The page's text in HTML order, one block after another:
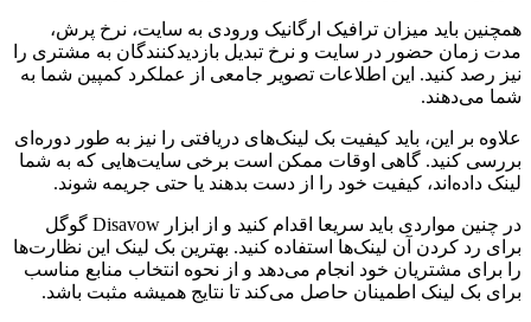
همچنین باید میزان ترافیک ارگانیک ورودی به سایت، نرخ پرش،
مدت زمان حضور در سایت و نرخ تبدیل بازدیدکنندگان به مشتری را
نیز رصد کنید. این اطلاعات تصویر جامعی از عملکرد کمپین شما به
شما می‌دهند.
علاوه بر این، باید کیفیت بک لینک‌های دریافتی را نیز به طور دوره‌ای
بررسی کنید. گاهی اوقات ممکن است برخی سایت‌هایی که به شما
لینک داده‌اند، کیفیت خود را از دست بدهند یا حتی جریمه شوند.
در چنین مواردی باید سریعا اقدام کنید و از ابزار Disavow گوگل
برای رد کردن آن لینک‌ها استفاده کنید. بهترین بک لینک این نظارت‌ها
را برای مشتریان خود انجام می‌دهد و از نحوه انتخاب منابع مناسب
برای بک لینک اطمینان حاصل می‌کند تا نتایج همیشه مثبت باشد.